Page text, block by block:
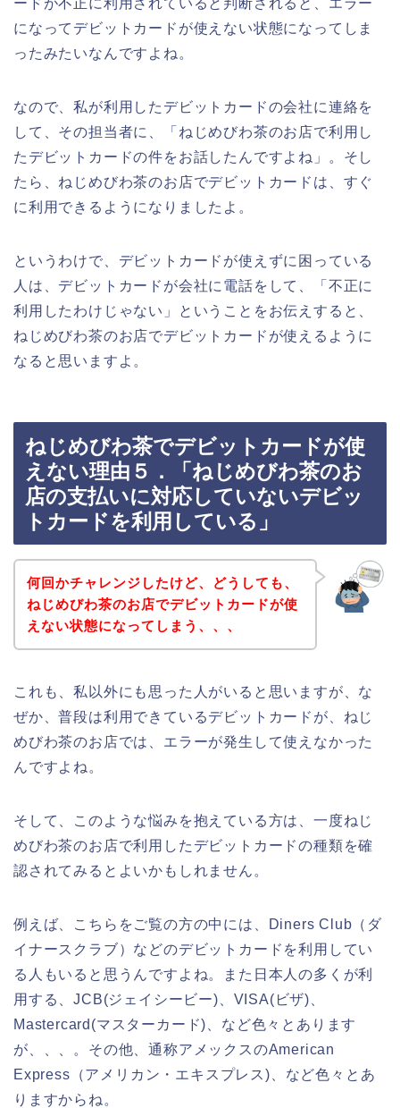
になってデビットカードが使えない状態になってしま
ったみたいなんですよね。
なので、私が利用したデビットカードの会社に連絡を
して、その担当者に、「ねじめびわ茶のお店で利用し
たデビットカードの件をお話したんですよね」。そし
たら、ねじめびわ茶のお店でデビットカードは、すぐ
に利用できるようになりましたよ。
というわけで、デビットカードが使えずに困っている
人は、デビットカードが会社に電話をして、「不正に
利用したわけじゃない」ということをお伝えすると、
ねじめびわ茶のお店でデビットカードが使えるように
なると思いますよ。
ねじめびわ茶でデビットカードが使
えない理由５．「ねじめびわ茶のお
店の支払いに対応していないデビッ
トカードを利用している」
何回かチャレンジしたけど、どうしても、
ねじめびわ茶のお店でデビットカードが使
えない状態になってしまう、、、
これも、私以外にも思った人がいると思いますが、な
ぜか、普段は利用できているデビットカードが、ねじ
めびわ茶のお店では、エラーが発生して使えなかった
んですよね。
そして、このような悩みを抱えている方は、一度ねじ
めびわ茶のお店で利用したデビットカードの種類を確
認されてみるとよいかもしれません。
例えば、こちらをご覧の方の中には、Diners Club（ダ
イナースクラブ）などのデビットカードを利用してい
る人もいると思うんですよね。また日本人の多くが利
用する、JCB(ジェイシービー)、VISA(ビザ)、
Mastercard(マスターカード)、など色々とあります
が、、、。その他、通称アメックスのAmerican
Express（アメリカン・エキスプレス)、など色々とあ
りますからね。